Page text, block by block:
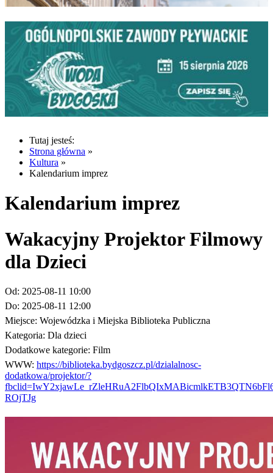
Tutaj jesteś:
Strona główna »
Kultura »
Kalendarium imprez
Kalendarium imprez
Wakacyjny Projektor Filmowy
dla Dzieci
Od: 2025-08-11 10:00
Do: 2025-08-11 12:00
Miejsce: Wojewódzka i Miejska Biblioteka Publiczna
Kategoria: Dla dzieci
Dodatkowe kategorie: Film
WWW: https://biblioteka.bydgoszcz.pl/dzialalnosc-
dodatkowa/projektor/?
ROjTJg